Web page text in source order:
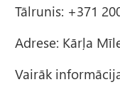
Tālrunis: +371
Adrese: Kārļa
Vairāk